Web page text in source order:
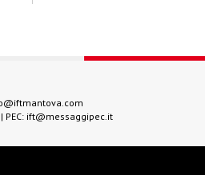
PEC: ift@messaggipec.it